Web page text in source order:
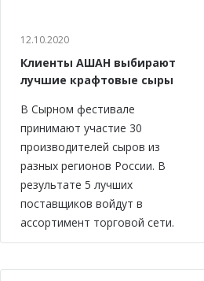
12.10.2020
Клиенты АШАН выбирают
лучшие крафтовые сыры
В Сырном фестивале
принимают участие 30
производителей сыров из
разных регионов России. В
результате 5 лучших
поставщиков войдут в
ассортимент торговой сети.